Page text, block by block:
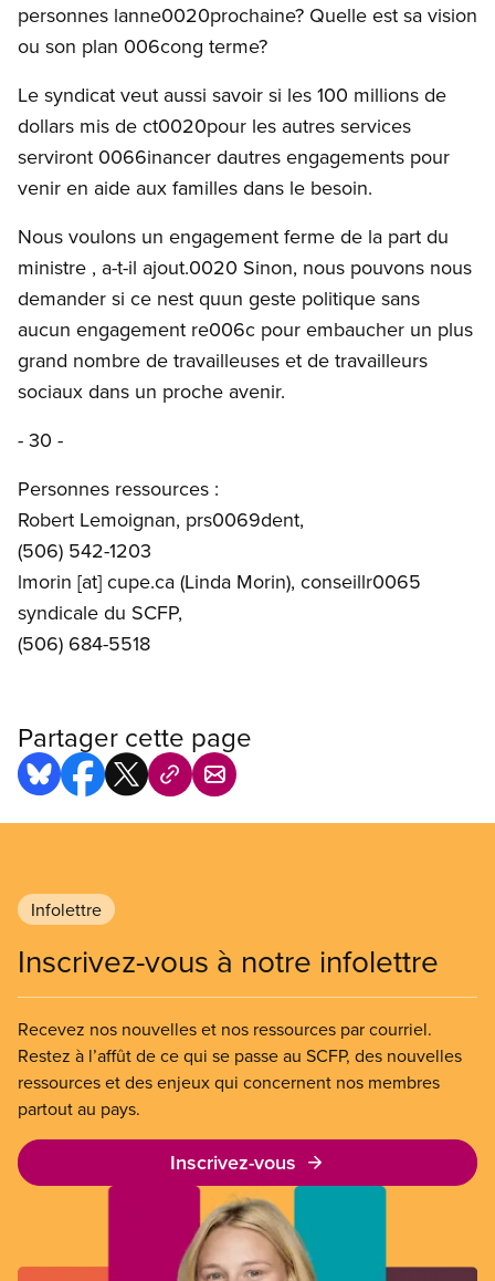
personnes lanne0020prochaine? Quelle est sa vision
ou son plan 006cong terme?
Le syndicat veut aussi savoir si les 100 millions de
dollars mis de ct0020pour les autres services
serviront 0066inancer dautres engagements pour
venir en aide aux familles dans le besoin.
Nous voulons un engagement ferme de la part du
ministre , a-t-il ajout.0020 Sinon, nous pouvons nous
demander si ce nest quun geste politique sans
aucun engagement re006c pour embaucher un plus
grand nombre de travailleuses et de travailleurs
sociaux dans un proche avenir.
- 30 -
Personnes ressources :
Robert Lemoignan, prs0069dent,
(506) 542-1203
lmorin [at] cupe.ca (Linda Morin), conseillr0065
syndicale du SCFP,
(506) 684-5518
Partager cette page
Infolettre
Inscrivez-vous à notre infolettre
Recevez nos nouvelles et nos ressources par courriel.
Restez à l’affût de ce qui se passe au SCFP, des nouvelles
ressources et des enjeux qui concernent nos membres
partout au pays.
Inscrivez-vous